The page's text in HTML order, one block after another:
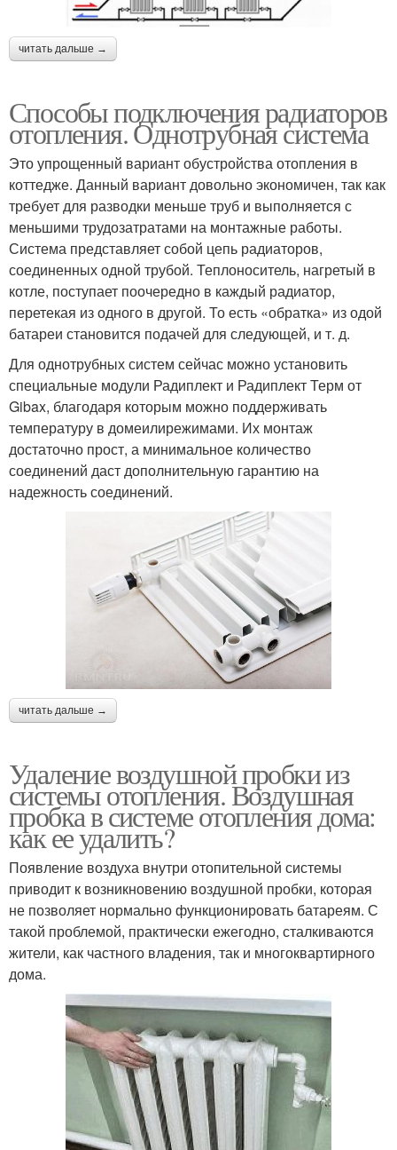
читать дальше →
Способы подключения радиаторов
отопления. Однотрубная система
Это упрощенный вариант обустройства отопления в
коттедже. Данный вариант довольно экономичен, так как
требует для разводки меньше труб и выполняется с
меньшими трудозатратами на монтажные работы.
Система представляет собой цепь радиаторов,
соединенных одной трубой. Теплоноситель, нагретый в
котле, поступает поочередно в каждый радиатор,
перетекая из одного в другой. То есть «обратка» из одой
батареи становится подачей для следующей, и т. д.
Для однотрубных систем сейчас можно установить
специальные модули Радиплект и Радиплект Терм от
Gibax, благодаря которым можно поддерживать
температуру в домеилирежимами. Их монтаж
достаточно прост, а минимальное количество
соединений даст дополнительную гарантию на
надежность соединений.
читать дальше →
Удаление воздушной пробки из
системы отопления. Воздушная
пробка в системе отопления дома:
как ее удалить?
Появление воздуха внутри отопительной системы
приводит к возникновению воздушной пробки, которая
не позволяет нормально функционировать батареям. С
такой проблемой, практически ежегодно, сталкиваются
жители, как частного владения, так и многоквартирного
дома.